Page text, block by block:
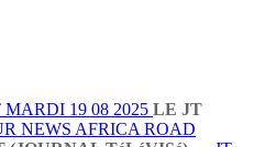
MARDI 19 08 2025 LE JT
NEWS AFRICA ROAD